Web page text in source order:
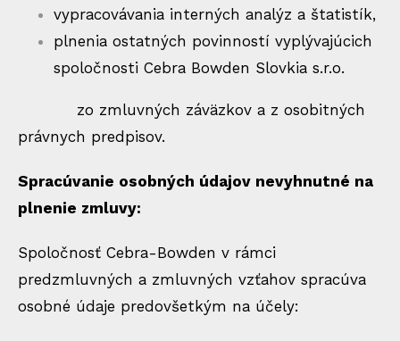
vypracovávania interných analýz a štatistík,
plnenia ostatných povinností vyplývajúcich
spoločnosti Cebra Bowden Slovkia s.r.o.
zo zmluvných záväzkov a z osobitných
právnych predpisov.
Spracúvanie osobných údajov nevyhnutné na
plnenie zmluvy:
Spoločnosť Cebra-Bowden v rámci
predzmluvných a zmluvných vzťahov spracúva
osobné údaje predovšetkým na účely: